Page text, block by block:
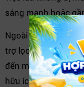
sáng mạnh hoặc
Ngoài ra, công nghệ
trợ lọc ánh sáng
đến mắt khi sử
hữu ích với sinh